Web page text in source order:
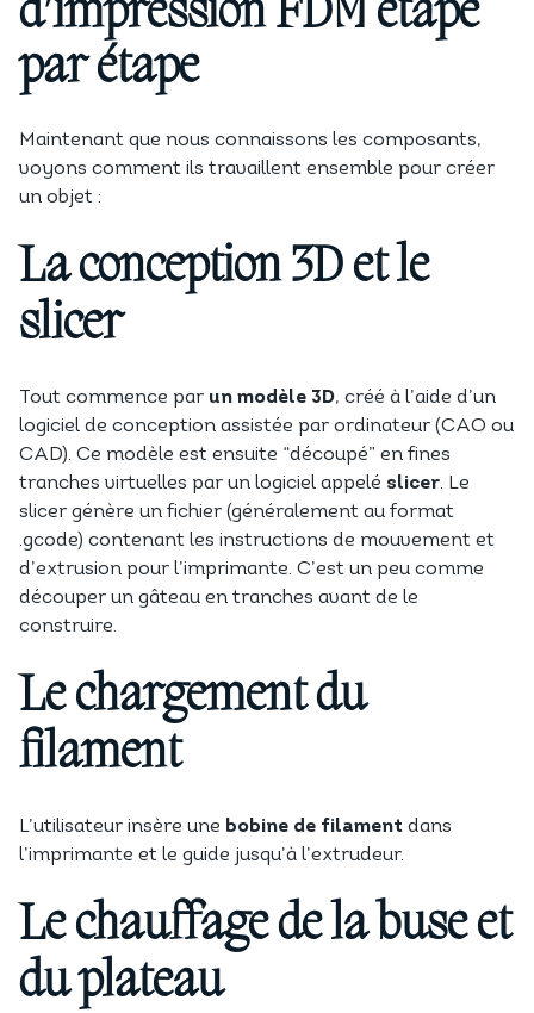
d’impression FDM étape
par étape
Maintenant que nous connaissons les composants,
voyons comment ils travaillent ensemble pour créer
un objet :
La conception 3D et le
slicer
Tout commence par un modèle 3D, créé à l’aide d’un
logiciel de conception assistée par ordinateur (CAO ou
CAD). Ce modèle est ensuite “découpé” en fines
tranches virtuelles par un logiciel appelé slicer. Le
slicer génère un fichier (généralement au format
.gcode) contenant les instructions de mouvement et
d’extrusion pour l’imprimante. C’est un peu comme
découper un gâteau en tranches avant de le
construire.
Le chargement du
filament
L’utilisateur insère une bobine de filament dans
l’imprimante et le guide jusqu’à l’extrudeur.
Le chauffage de la buse et
du plateau